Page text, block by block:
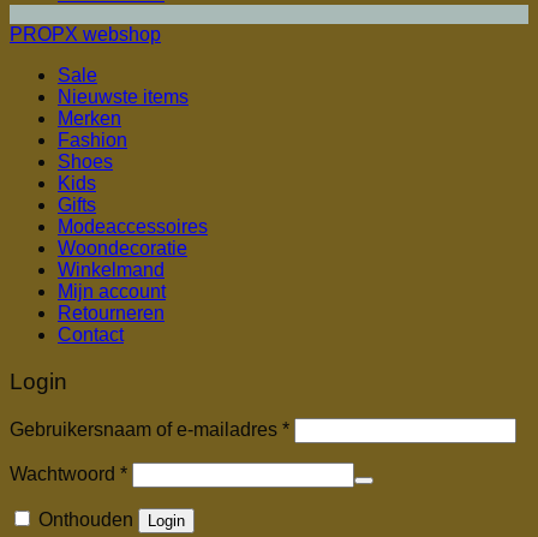
PROPX webshop
Sale
Nieuwste items
Merken
Fashion
Shoes
Kids
Gifts
Modeaccessoires
Woondecoratie
Winkelmand
Mijn account
Retourneren
Contact
Login
Gebruikersnaam of e-mailadres *Vereist
Wachtwoord *Vereist
Onthouden Login